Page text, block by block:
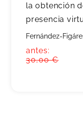
la obtención
presencia
Fernández-
antes:
30,00 €